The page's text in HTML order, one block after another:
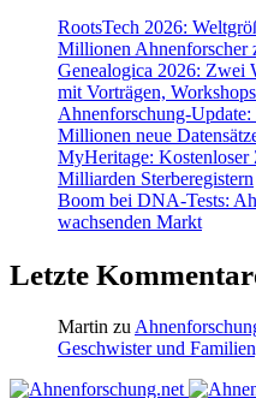
RootsTech 2026:
Millionen Ahnenforscher
Genealogica 2026: Zwei
mit Vorträgen,
Ahnenforschung-
Millionen neue
MyHeritage: Kostenloser
Milliarden Sterberegistern
Boom bei DNA-Tests:
wachsenden Markt
Letzte
Martin zu
Geschwister und